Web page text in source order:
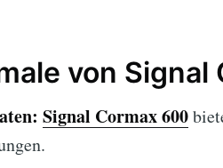
von Signal
Signal Cormax 600